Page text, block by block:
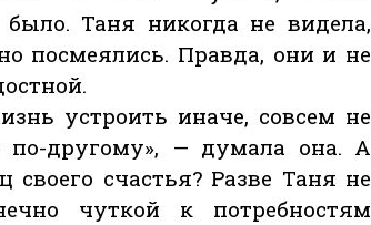
Таня никогда не видела,
посмеялись. Правда, они и не
устроить иначе, совсем не
по-другому», — думала она. А
счастья? Разве Таня не
чуткой к потребностям